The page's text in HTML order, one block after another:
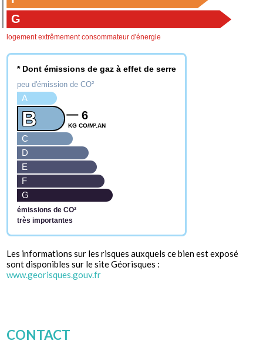
G
logement extrêmement consommateur d'énergie
* Dont émissions de gaz à effet de serre
peu d'émission de CO²
A
6
KG CO/M².AN
B
C
D
E
F
G
émissions de CO²
très importantes
www.georisques.gouv.fr
CONTACT